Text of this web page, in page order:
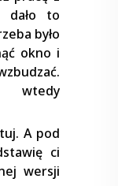
to
było
okno i
wtedy
A pod
ci
wersji